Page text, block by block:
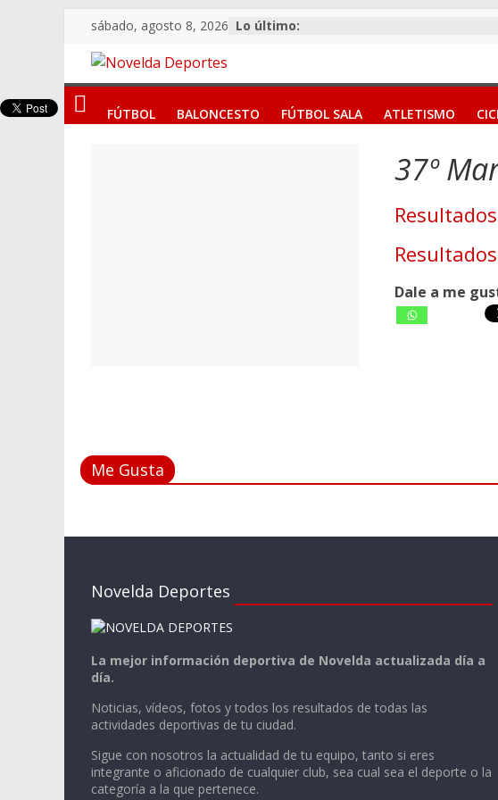
Saltar
contenido
sábado, agosto 8, 2026 Lo último:
Novelda
Deportes
FÚTBOL BALONCESTO FÚTBOL SALA ATLETISMO
37º
Dale a me
Me Gusta
Novelda Deportes
La mejor información deportiva de Novelda actualizada día a
día.
Noticias, vídeos, fotos y todos los resultados de todas las
actividades deportivas de tu ciudad.
Sigue con nosotros la actualidad de tu equipo, tanto si eres
integrante o aficionado de cualquier club, sea cual sea el deporte o la
categoría a la que pertenece.